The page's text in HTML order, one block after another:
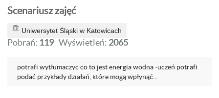
Scenariusz zajęć
Uniwersytet Śląski w Katowicach
Pobrań: 119 Wyświetleń: 2065
potrafi wytłumaczyc co to jest energia wodna -uczeń potrafi
podać przykłady działań, które mogą wpłynąć...